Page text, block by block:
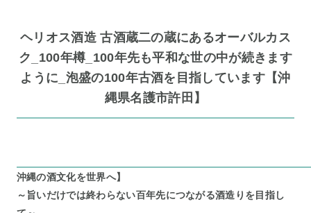
ヘリオス酒造 古酒蔵二の蔵にあるオーバルカス
ク_100年樽_100年先も平和な世の中が続きます
ように_泡盛の100年古酒を目指しています【沖
縄県名護市許田】
沖縄の酒文化を世界へ】
～旨いだけでは終わらない百年先につながる酒造りを目指し